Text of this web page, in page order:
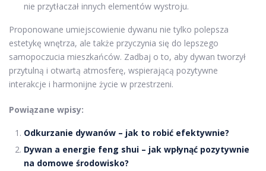
nie przytłaczał innych elementów wystroju.
Proponowane umiejscowienie dywanu nie tylko polepsza
estetykę wnętrza, ale także przyczynia się do lepszego
samopoczucia mieszkańców. Zadbaj o to, aby dywan tworzył
przytulną i otwartą atmosferę, wspierającą pozytywne
interakcje i harmonijne życie w przestrzeni.
Powiązane wpisy:
Odkurzanie dywanów – jak to robić efektywnie?
Dywan a energie feng shui – jak wpłynąć pozytywnie
na domowe środowisko?